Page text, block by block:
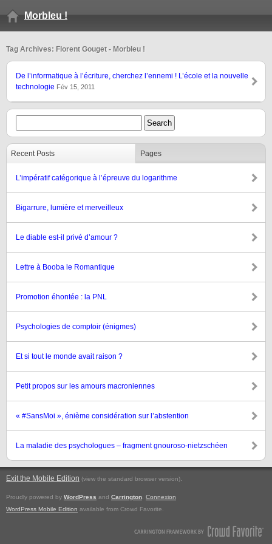
Morbleu !
Tag Archives: Florent Gouget - Morbleu !
De l’informatique à l’écriture, cherchez l’ennemi ! L’école et la nouvelle
technologie Fév 15, 2011
Recent Posts Pages
L’impératif catégorique à l’épreuve du logarithme
Bigarrure, lumière et merveilleux
Le diable est-il privé d’amour ?
Lettre à Booba le Romantique
Promotion éhontée : la PNL
Psychologies de comptoir (énigmes)
Et si tout le monde avait raison ?
Petit propos sur les amours macroniennes
« #SansMoi », énième considération sur l’abstention
La maladie des psychologues – fragment gnouroso-nietzschéen
Exit the Mobile Edition (view the standard browser version).
Proudly powered by WordPress and Carrington Connexion
WordPress Mobile Edition available from Crowd Favorite.